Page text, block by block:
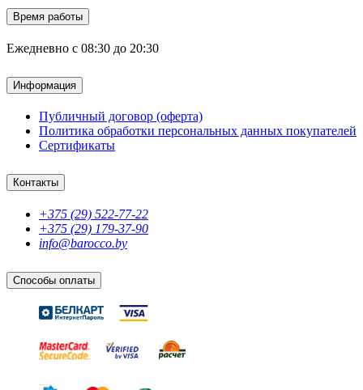
Время работы
Ежедневно с 08:30 до 20:30
Информация
Публичный договор (оферта)
Политика обработки персональных данных покупателей
Сертификаты
Контакты
+375 (29) 522-77-22
+375 (29) 179-37-90
info@barocco.by
Способы оплаты